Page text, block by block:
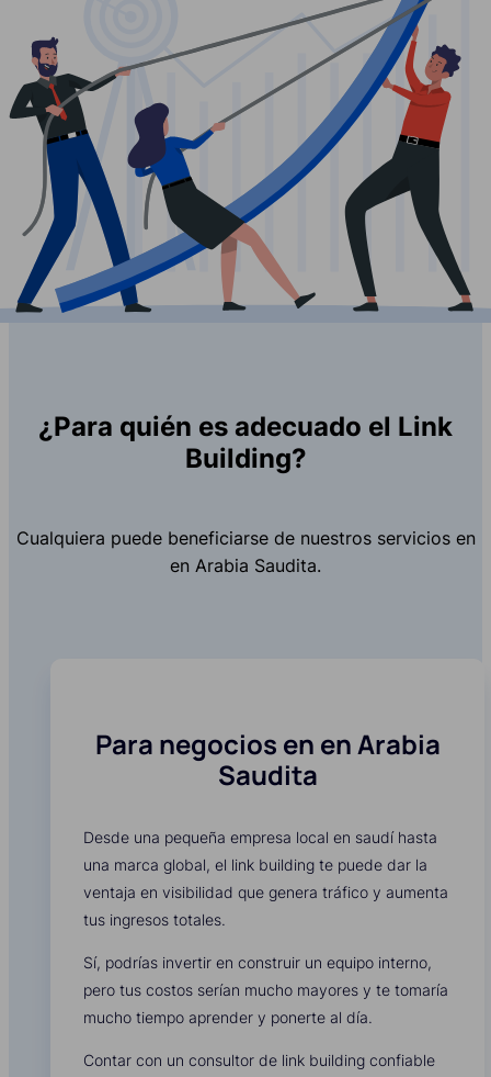
¿Para quién es adecuado el Link
Building?
Cualquiera puede beneficiarse de nuestros servicios en
en Arabia Saudita.
Para negocios en en Arabia
Saudita
Desde una pequeña empresa local en saudí hasta
una marca global, el link building te puede dar la
ventaja en visibilidad que genera tráfico y aumenta
tus ingresos totales.
Sí, podrías invertir en construir un equipo interno,
pero tus costos serían mucho mayores y te tomaría
mucho tiempo aprender y ponerte al día.
Contar con un consultor de link building confiable